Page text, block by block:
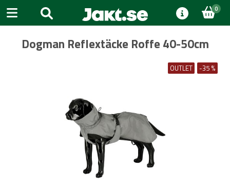
0
Dogman Reflextäcke Roffe 40-50cm
OUTLET -35 %